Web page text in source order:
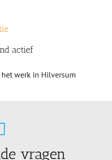
actief
vragen